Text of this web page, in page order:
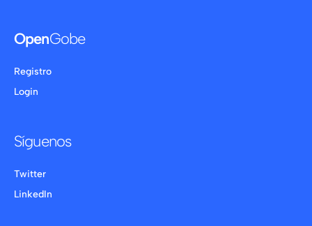
OpenGobe
Registro
Login
Síguenos
Twitter
LinkedIn